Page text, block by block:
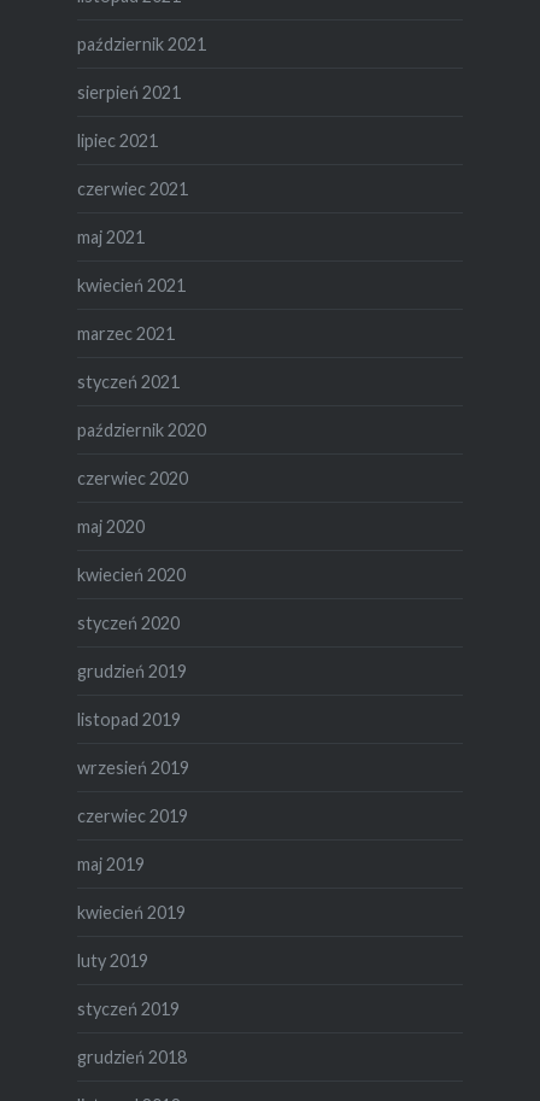
październik 2021
sierpień 2021
lipiec 2021
czerwiec 2021
maj 2021
kwiecień 2021
marzec 2021
styczeń 2021
październik 2020
czerwiec 2020
maj 2020
kwiecień 2020
styczeń 2020
grudzień 2019
listopad 2019
wrzesień 2019
czerwiec 2019
maj 2019
kwiecień 2019
luty 2019
styczeń 2019
grudzień 2018